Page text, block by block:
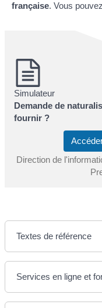
française. Vous
Simulateur
Demande de
fournir ?
Direction de
Textes de référence
Services en ligne et